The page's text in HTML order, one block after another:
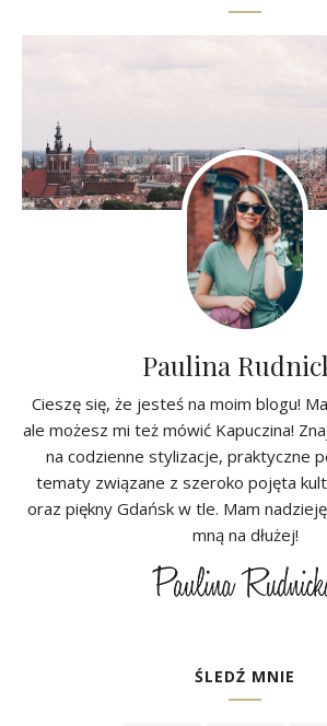
Paulina
Cieszę się, że jesteś na moim blogu!
ale możesz mi też mówić Kapuczina!
na codzienne stylizacje, praktyczne
tematy związane z szeroko pojęta
oraz piękny Gdańsk w tle. Mam
mną na dłużej!
ŚLEDŹ MNIE